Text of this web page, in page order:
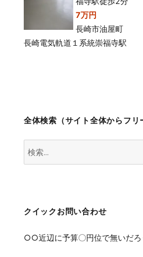
7万円
長崎市油屋町
長崎電気軌道１系統崇福寺駅
全体検索（サイト全体からフリ
クイックお問い合わせ
○○近辺に予算〇円位で無いだろ